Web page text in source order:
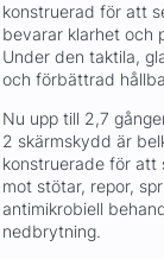
konstruerad för att
bevarar klarhet och
Under den taktila,
och förbättrad
Nu upp till 2,7
2 skärmskydd är
konstruerade för att
mot stötar, repor,
antimikrobiell
nedbrytning.